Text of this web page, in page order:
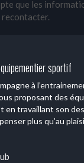
que les
recontacter.
sportif
à
proposant des
travaillant son
plus qu’au